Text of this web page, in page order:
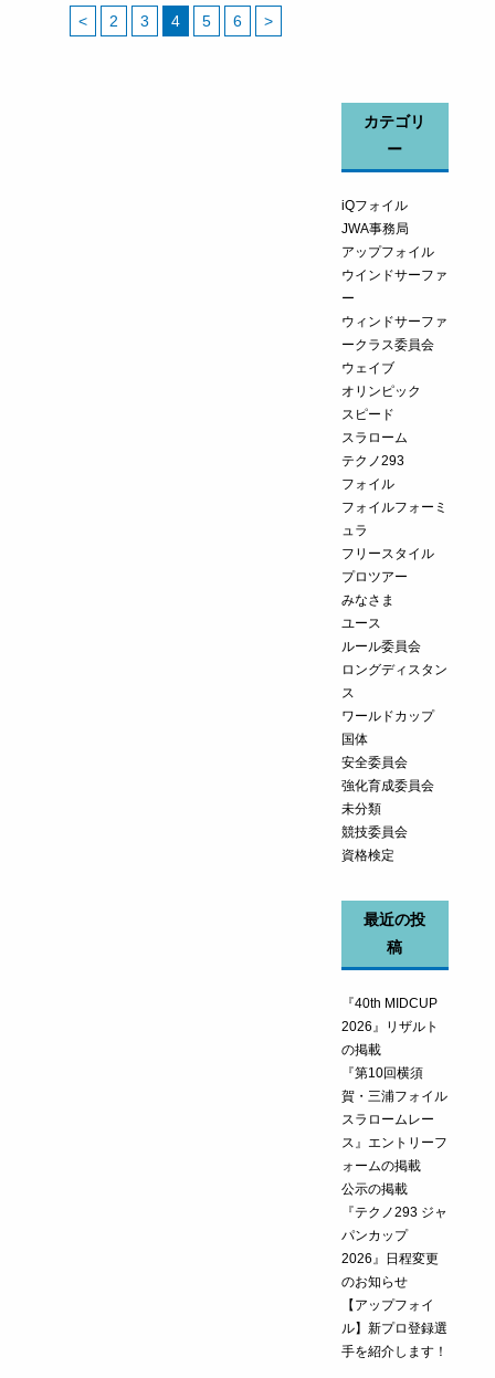
< 2 3 4 5 6 >
カテゴリ
ー
iQフォイル
JWA事務局
アップフォイル
ウインドサーファ
ー
ウィンドサーファ
ークラス委員会
ウェイブ
オリンピック
スピード
スラローム
テクノ293
フォイル
フォイルフォーミ
ュラ
フリースタイル
プロツアー
みなさま
ユース
ルール委員会
ロングディスタン
ス
ワールドカップ
国体
安全委員会
強化育成委員会
未分類
競技委員会
資格検定
最近の投
稿
『40th MIDCUP
2026』リザルト
の掲載
『第10回横須
賀・三浦フォイル
スラロームレー
ス』エントリーフ
ォームの掲載
公示の掲載
『テクノ293 ジャ
パンカップ
2026』日程変更
のお知らせ
【アップフォイ
ル】新プロ登録選
手を紹介します！